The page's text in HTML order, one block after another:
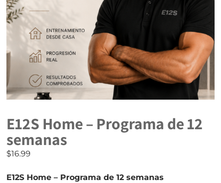
E12S Home – Programa de 12
semanas
$16.99
E12S Home – Programa de 12 semanas